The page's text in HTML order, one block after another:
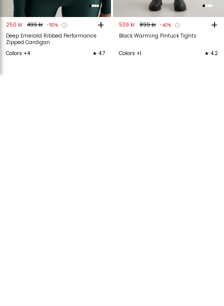
Deep Emerald Ribbed Performance
Zipped Cardigan
250 kr 499 kr -50% +
Colors +4 ★ 4.7
Black Warming Pintuck Tights
539 kr 899 kr -40% +
Colors +1 ★ 4.2